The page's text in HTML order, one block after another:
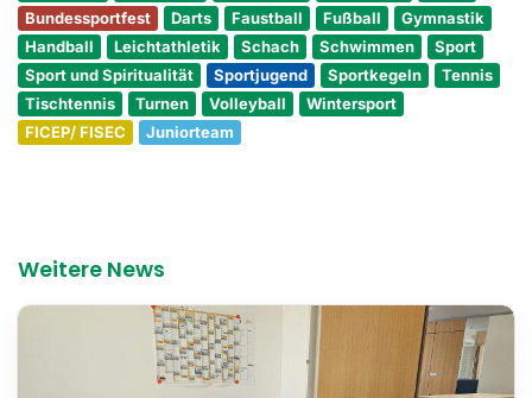
Bundessportfest Darts Faustball Fußball
Gymnastik
Handball
Leichtathletik Schach Schwimmen
Sport
Sport und Spiritualität
Sportjugend Sportkegeln
Tennis
Tischtennis
Turnen Volleyball
Wintersport
FICEP/ FISEC
Juniorteam
Weitere News